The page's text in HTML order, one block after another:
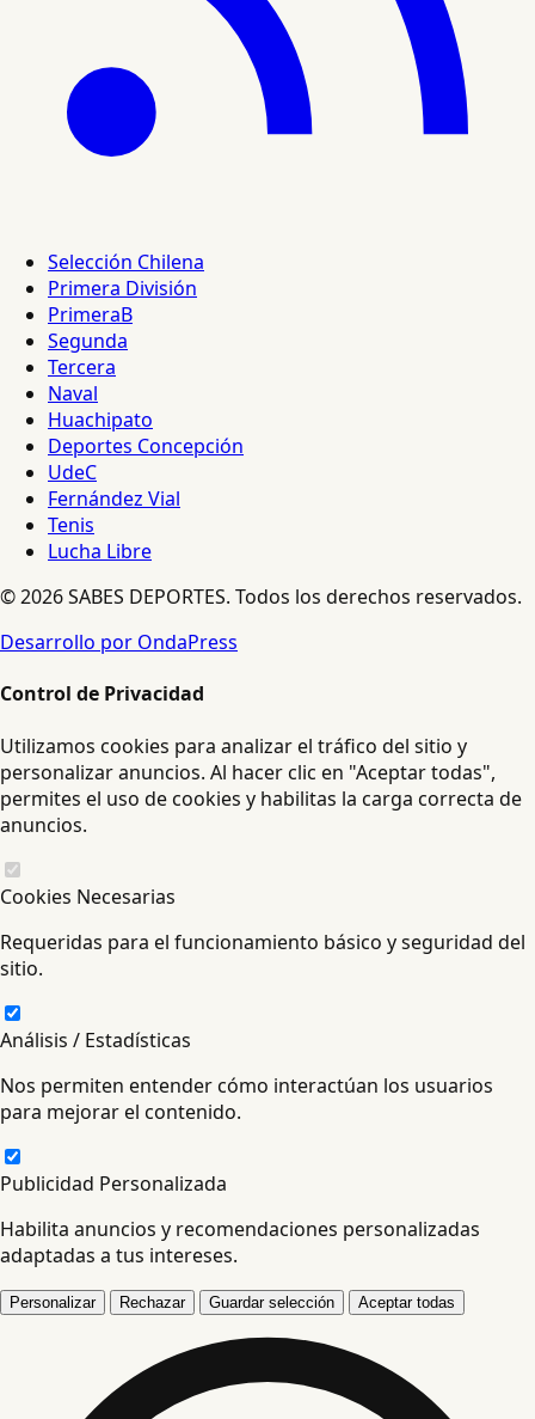
Selección Chilena
Primera División
PrimeraB
Segunda
Tercera
Naval
Huachipato
Deportes Concepción
UdeC
Fernández Vial
Tenis
Lucha Libre
© 2026 SABES DEPORTES. Todos los derechos reservados.
Desarrollo por OndaPress
Control de Privacidad
Utilizamos cookies para analizar el tráfico del sitio y
personalizar anuncios. Al hacer clic en "Aceptar todas",
permites el uso de cookies y habilitas la carga correcta de
anuncios.
Cookies Necesarias
Requeridas para el funcionamiento básico y seguridad del
sitio.
Análisis / Estadísticas
Nos permiten entender cómo interactúan los usuarios
para mejorar el contenido.
Publicidad Personalizada
Habilita anuncios y recomendaciones personalizadas
adaptadas a tus intereses.
Personalizar Rechazar Guardar selección Aceptar todas